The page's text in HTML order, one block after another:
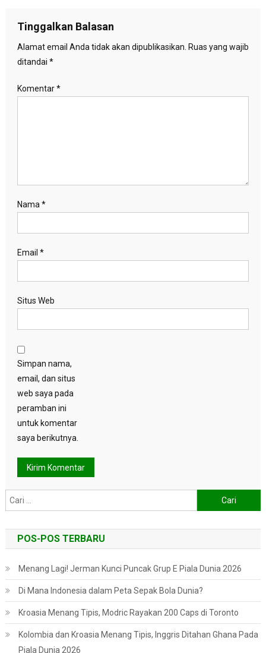
Tinggalkan Balasan
Alamat email Anda tidak akan dipublikasikan. Ruas yang wajib
ditandai *
Komentar*
Nama *
Email *
Situs Web
Simpan nama,
email, dan situs
web saya pada
peramban ini
untuk komentar
saya berikutnya.
untuk:
POS-POS TERBARU
Menang Lagi! Jerman Kunci Puncak Grup E Piala Dunia 2026
Di Mana Indonesia dalam Peta Sepak Bola Dunia?
Kroasia Menang Tipis, Modric Rayakan 200 Caps di Toronto
Kolombia dan Kroasia Menang Tipis, Inggris Ditahan Ghana Pada
Piala Dunia 2026